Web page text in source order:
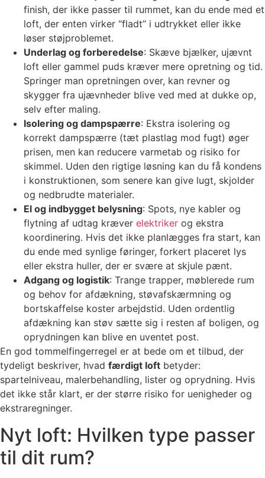
finish, der ikke passer til rummet, kan du ende med et
loft, der enten virker “fladt” i udtrykket eller ikke
løser støjproblemet.
Underlag og forberedelse: Skæve bjælker, ujævnt
loft eller gammel puds kræver mere opretning og tid.
Springer man opretningen over, kan revner og
skygger fra ujævnheder blive ved med at dukke op,
selv efter maling.
Isolering og dampspærre: Ekstra isolering og
korrekt dampspærre (tæt plastlag mod fugt) øger
prisen, men kan reducere varmetab og risiko for
skimmel. Uden den rigtige løsning kan du få kondens
i konstruktionen, som senere kan give lugt, skjolder
og nedbrudte materialer.
El og indbygget belysning: Spots, nye kabler og
flytning af udtag kræver elektriker og ekstra
koordinering. Hvis det ikke planlægges fra start, kan
du ende med synlige føringer, forkert placeret lys
eller ekstra huller, der er svære at skjule pænt.
Adgang og logistik: Trange trapper, møblerede rum
og behov for afdækning, støvafskærmning og
bortskaffelse koster arbejdstid. Uden ordentlig
afdækning kan støv sætte sig i resten af boligen, og
oprydningen kan blive en uventet post.
En god tommelfingerregel er at bede om et tilbud, der
tydeligt beskriver, hvad færdigt loft betyder:
spartelniveau, malerbehandling, lister og oprydning. Hvis
det ikke står klart, er der større risiko for uenigheder og
ekstraregninger.
Nyt loft: Hvilken type passer
til dit rum?